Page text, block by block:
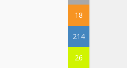
18
214
26